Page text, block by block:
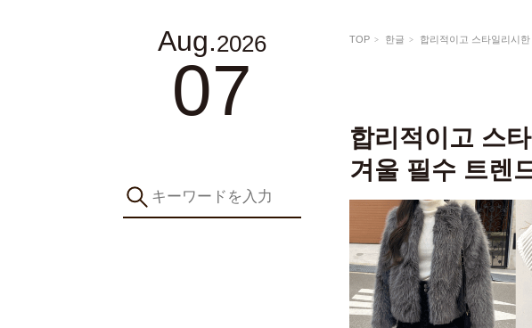
Aug.2026
07
TOP 한글 합리적이고 스타일리시
합리적이고 스
겨울 필수 트렌